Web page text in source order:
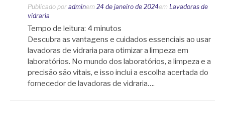
Publicado por adminem 24 de janeiro de 2024em Lavadoras de
vidraria
Tempo de leitura: 4 minutos
Descubra as vantagens e cuidados essenciais ao usar
lavadoras de vidraria para otimizar a limpeza em
laboratórios. No mundo dos laboratórios, a limpeza e a
precisão são vitais, e isso inclui a escolha acertada do
fornecedor de lavadoras de vidraria….